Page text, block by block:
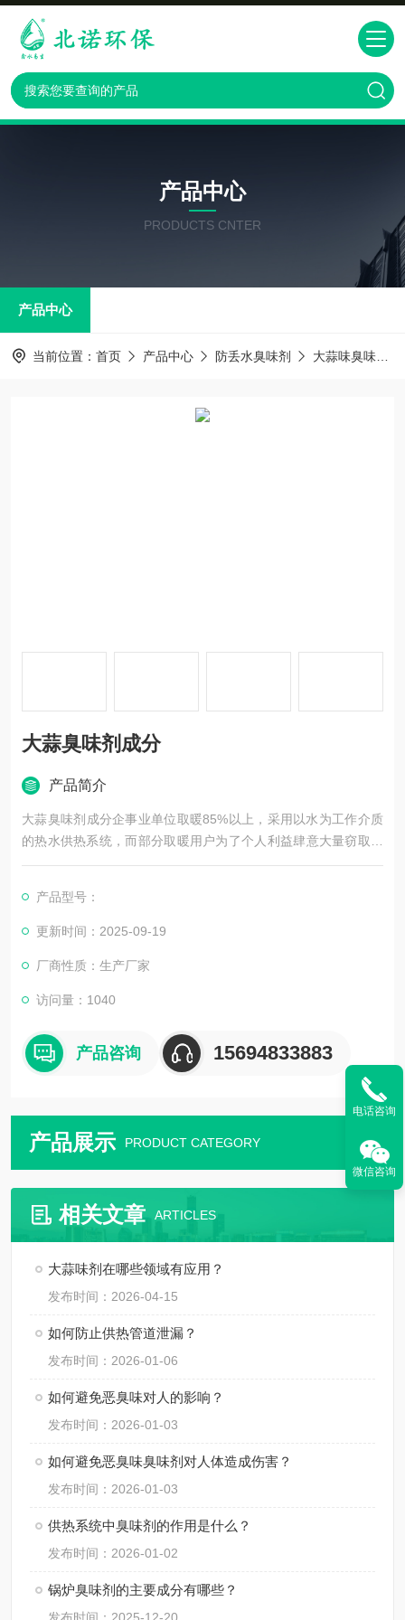
产品中心
PRODUCTS CNTER
产品中心
当前位置： 首页 产品中心 防丢水臭味剂 大蒜味臭味剂
大蒜臭味剂成分
产品简介
大蒜臭味剂成分企事业单位取暖85%以上，采用以水为工作介质
的热水供热系统，而部分取暖用户为了个人利益肆意大量窃取热
水用作洗澡，洗衣、拖地、洗车等。造成热网系统失水，导致下
1、由于失水过多造成二次热网系统平衡失调，不能正常供热。
2、给一次管网系统供热锅炉的安全运行带来隐患，严重者造成系
3、燃料、水、电资源的浪费、使供热成本居高不下。
4、加重了司炉工的工作量。
产品型号：
更新时间：2025-09-19
厂商性质：生产厂家
访问量：1040
产品咨询 15694833883
产品展示 PRODUCT CATEGORY
相关文章 ARTICLES
大蒜味剂在哪些领域有应用？
发布时间：2026-04-15
如何防止供热管道泄漏？
发布时间：2026-01-06
如何避免恶臭味对人的影响？
发布时间：2026-01-03
如何避免恶臭味臭味剂对人体造成伤害？
发布时间：2026-01-03
供热系统中臭味剂的作用是什么？
发布时间：2026-01-02
锅炉臭味剂的主要成分有哪些？
电话咨询
微信咨询